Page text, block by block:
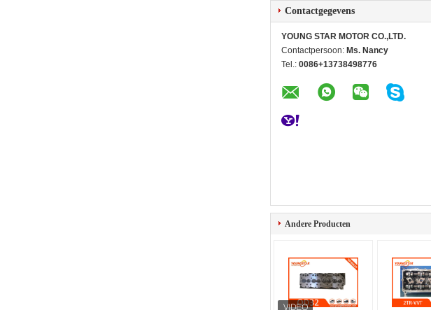
Contactgegevens
YOUNG STAR MOTOR CO.,LTD.
Contactpersoon: Ms. Nancy
Tel.: 0086+13738498776
Andere Producten